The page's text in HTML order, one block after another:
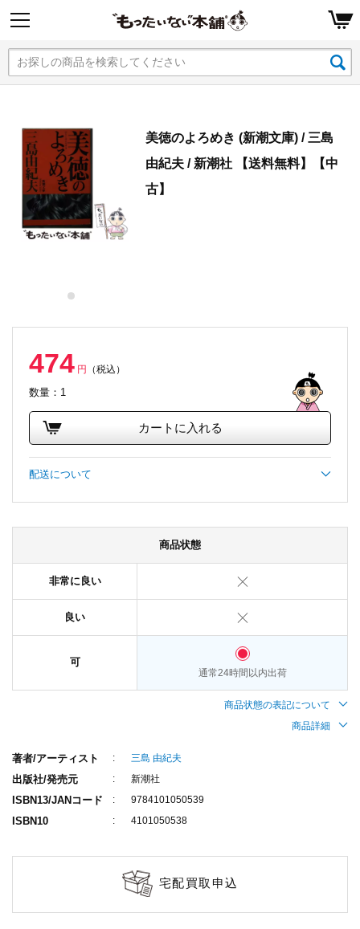
美徳のよろめき (新潮文庫) / 三島
由紀夫 / 新潮社 【送料無料】【中
古】
474 円 （税込）
数量：1
カートに入れる
配送について
商品状態
非常に良い
良い
可
通常24時間以内出荷
商品状態の表記について
商品詳細
著者/アーティスト 三島 由紀夫
出版社/発売元 新潮社
ISBN13/JANコード 9784101050539
ISBN10 4101050538
宅配買取申込